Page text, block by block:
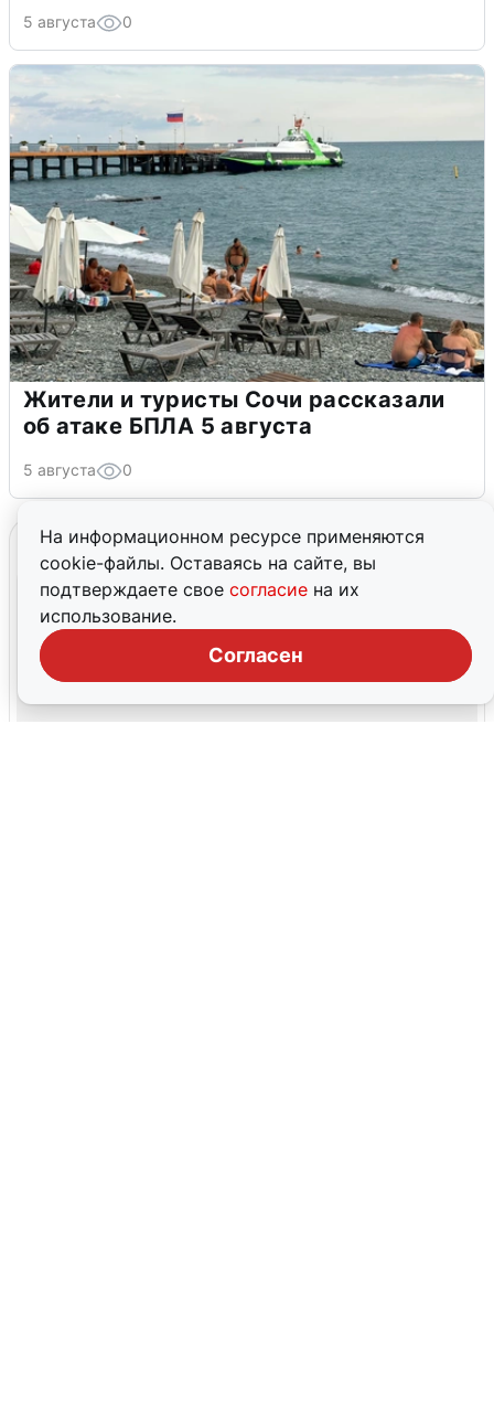
На информационном ресурсе применяются
cookie-файлы. Оставаясь на сайте, вы
подтверждаете свое согласие на их
использование.
Согласен
5 августа 0
Жители и туристы Сочи рассказали
об атаке БПЛА 5 августа
5 августа 0